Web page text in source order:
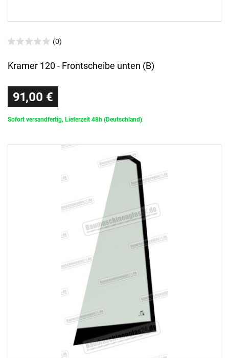
(0)
Kramer 120 - Frontscheibe unten (B)
91,00 €
Sofort versandfertig, Lieferzeit 48h (Deutschland)